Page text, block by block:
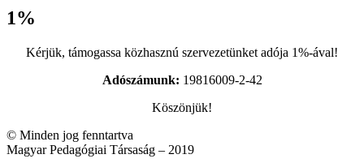
1%
Kérjük, támogassa közhasznú szervezetünket adója 1%-ával!
Adószámunk: 19816009-2-42
Köszönjük!
© Minden jog fenntartva
Magyar Pedagógiai Társaság – 2019